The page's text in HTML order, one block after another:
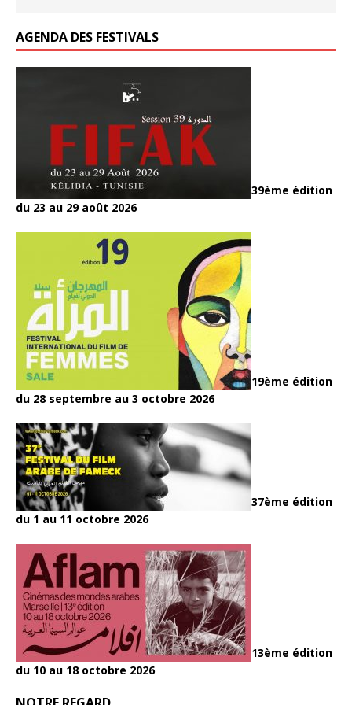
AGENDA DES FESTIVALS
39ème édition
du 23 au 29 août 2026
19ème édition
du 28 septembre au 3 octobre 2026
37ème édition
du 1 au 11 octobre 2026
13ème édition
du 10 au 18 octobre 2026